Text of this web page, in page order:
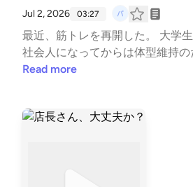
Jul 2, 2026 03:27
最近、筋トレを再開した。 大学生の頃は勝つため。
社会人になってからは体型維持のため。 そ
の今は、 健康でいるため。 筋トレの内容は昔より軽
tand.fmでは、この放送にいいね
Read more